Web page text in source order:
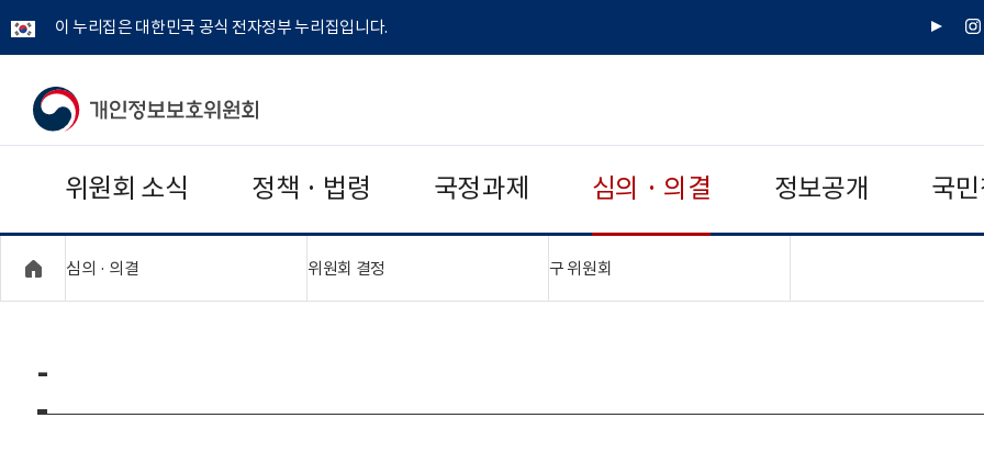
이 누리집은 대한민국 공식 전자정부 누리집입니다.
유
인
개
보
보
위
위원회 소식 정책 · 법령 국정과제 심의 · 의결 정보공개 국
심의 · 의결 위원회 결정 구 위원회
-